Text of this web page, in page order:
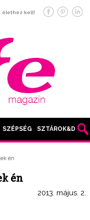
élethez kell!
SZÉPSÉG SZTÁROK&DIVAT
én
én
2013. május. 2.